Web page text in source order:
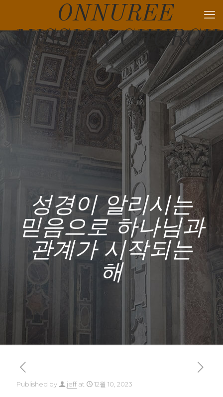
ONNUREE
MISSION CHURCH
성경이 알리시는
믿음으로 하나님과
관계가 시작되는
해
Published by jeff at 12월 10, 2023